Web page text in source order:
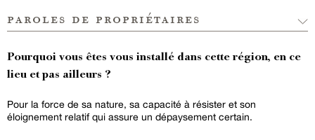
paroles de propriétaires
Pourquoi vous êtes vous installé dans cette région, en ce
lieu et pas ailleurs ?
Pour la force de sa nature, sa capacité à résister et son
éloignement relatif qui assure un dépaysement certain.